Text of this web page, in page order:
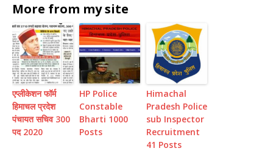
More from my site
एप्लीकेशन फॉर्म
हिमाचल प्रदेश
पंचायत सचिव 300
पद 2020
HP Police
Constable
Bharti 1000
Posts
Himachal
Pradesh Police
sub Inspector
Recruitment
41 Posts